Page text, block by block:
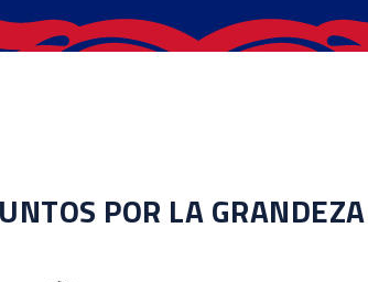
POR LA GRANDEZA